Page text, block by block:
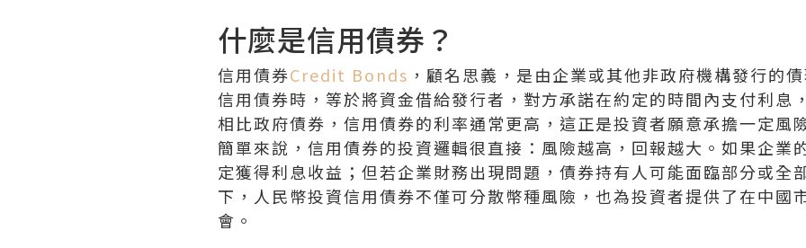
什麼是信用債券？
信用債券Credit Bonds ，顧名思義，是由企業或其他非政府機構發行的
信用債券時，等於將資金借給發行者，對方承諾在約定的時間內支付利息
相比政府債券，信用債券的利率通常更高，這正是投資者願意承擔一定風
簡單來說，信用債券的投資邏輯很直接：風險越高，回報越大。如果企業
定獲得利息收益；但若企業財務出現問題，債券持有人可能面臨部分或全
下，人民幣投資信用債券不僅可分散幣種風險，也為投資者提供了在中國
會。